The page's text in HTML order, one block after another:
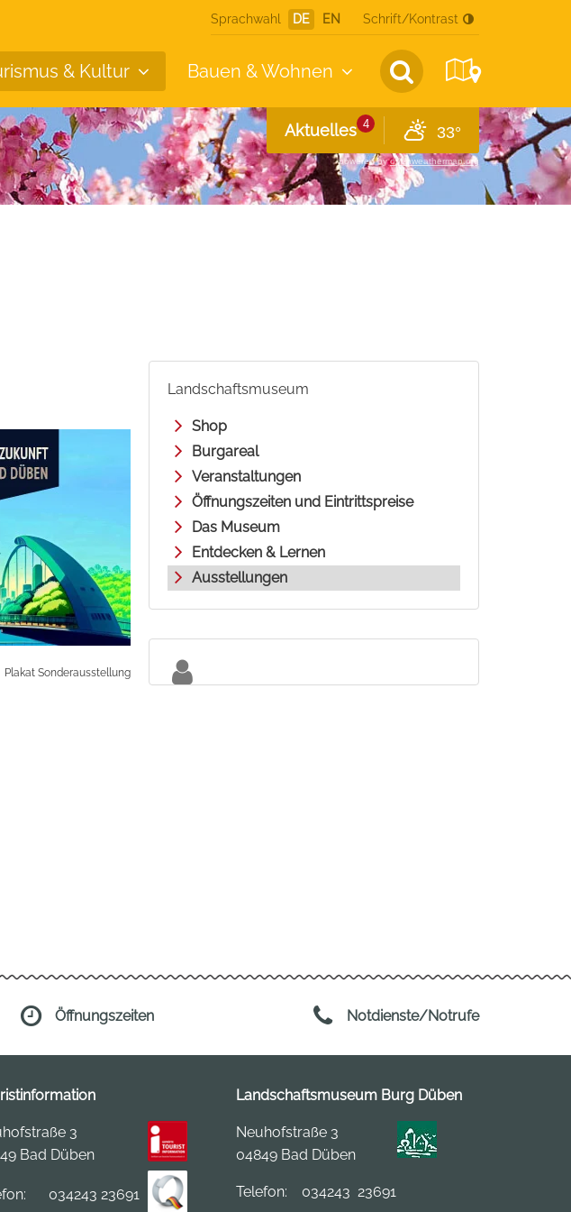
Sprachwahl DE EN Schrift/Kontrast
Aktuelles 4 33°
powered byopenweathermap.org
& Kultur Bauen &Wohnen
Plakat Sonderausstellung
Landschaftsmuseum
Shop
Burgareal
Veranstaltungen
Öffnungszeiten und Eintrittspreise
Das Museum
Entdecken & Lernen
Ausstellungen
Öffnungszeiten Notdienste/Notrufe
3
Bad Düben
034243 23691
Landschaftsmuseum Burg Düben
Neuhofstraße 3
04849 Bad Düben
Telefon: 034243 23691